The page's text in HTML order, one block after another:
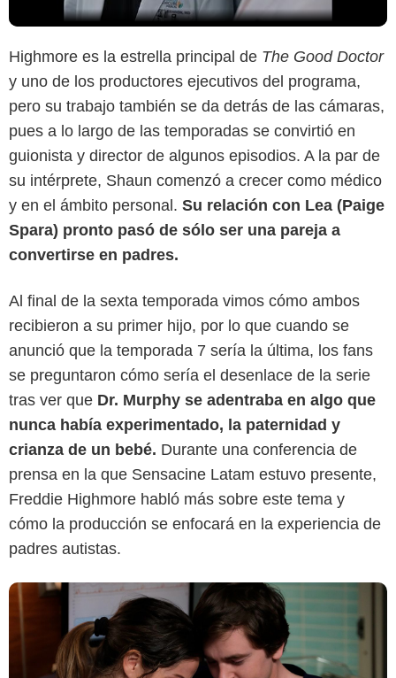
Highmore es la estrella principal de The Good Doctor
y uno de los productores ejecutivos del programa,
pero su trabajo también se da detrás de las cámaras,
pues a lo largo de las temporadas se convirtió en
guionista y director de algunos episodios. A la par de
su intérprete, Shaun comenzó a crecer como médico
y en el ámbito personal. Su relación con Lea (Paige
Spara) pronto pasó de sólo ser una pareja a
convertirse en padres.
Al final de la sexta temporada vimos cómo ambos
recibieron a su primer hijo, por lo que cuando se
anunció que la temporada 7 sería la última, los fans
se preguntaron cómo sería el desenlace de la serie
tras ver que Dr. Murphy se adentraba en algo que
nunca había experimentado, la paternidad y
crianza de un bebé. Durante una conferencia de
prensa en la que Sensacine Latam estuvo presente,
Freddie Highmore habló más sobre este tema y
cómo la producción se enfocará en la experiencia de
padres autistas.
Sony Pictures Television